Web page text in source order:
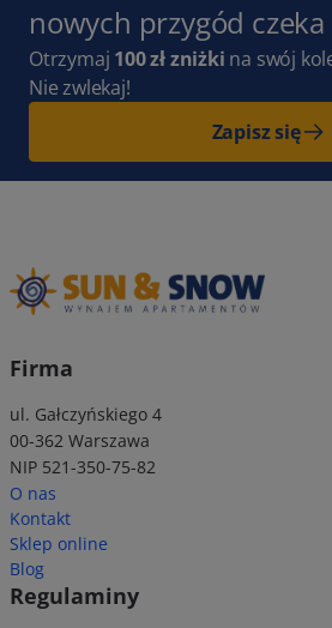
nowych przygód czeka
Otrzymaj 100 zł zniżki na swój
Nie zwlekaj!
Zapisz się
Firma
ul. Gałczyńskiego 4
00-362 Warszawa
NIP 521-350-75-82
O nas
Kontakt
Sklep online
Blog
Regulaminy